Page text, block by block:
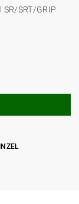
SRT/GRIP